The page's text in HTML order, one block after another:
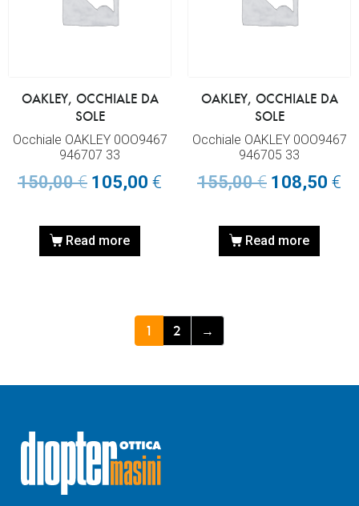
OAKLEY, OCCHIALE DA
SOLE
Occhiale OAKLEY 0OO9467
946707 33
150,00€ 105,00 €
Read more
OAKLEY, OCCHIALE DA
SOLE
Occhiale OAKLEY 0OO9467
946705 33
155,00€ 108,50 €
Read more
1 2 →